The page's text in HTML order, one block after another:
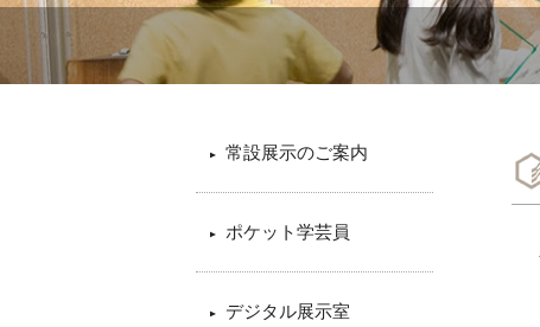
常設展示のご案内
ポケット学芸員
デジタル展示室